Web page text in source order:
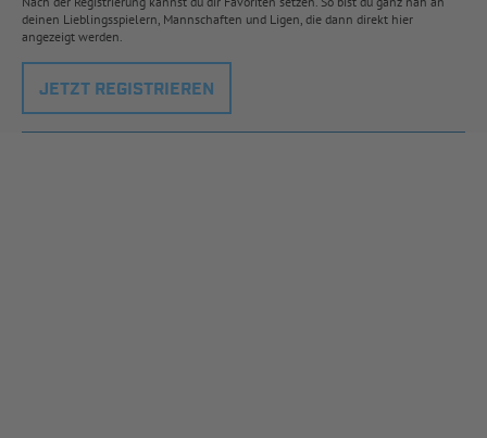
deinen Lieblingsspielern, Mannschaften und Ligen, die dann direkt hier
angezeigt werden.
JETZT REGISTRIEREN